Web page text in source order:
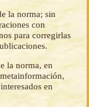
la norma; sin
con
para corregirlas
la norma, en
en